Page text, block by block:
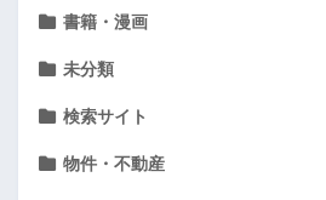
書籍・漫画
未分類
検索サイト
物件・不動産